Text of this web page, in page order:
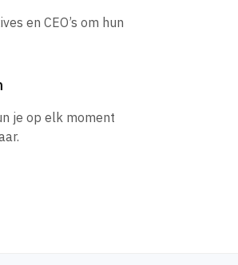
en CEO’s om hun
je op elk moment